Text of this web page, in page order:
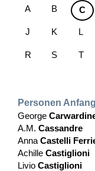
A B C
J K L
R S T
Personen
George
A.M. Cassandre
Anna Castelli
Achille Castiglioni
Livio Castiglioni